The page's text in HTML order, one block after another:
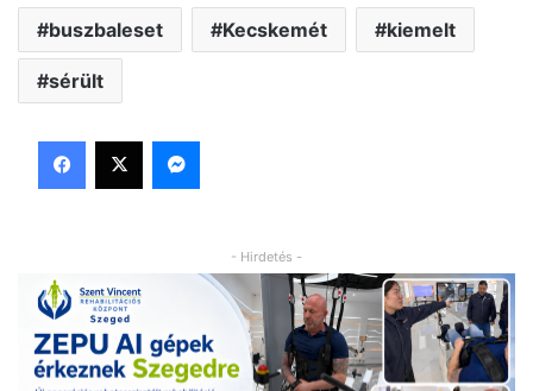
buszbaleset Kecskemét kiemelt
sérült
Facebook
X Messenger
- Hirdetés -